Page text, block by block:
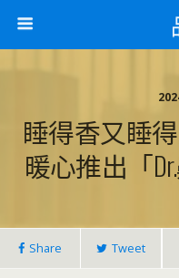
睡得香又睡
暖心推出「
Share Tweet